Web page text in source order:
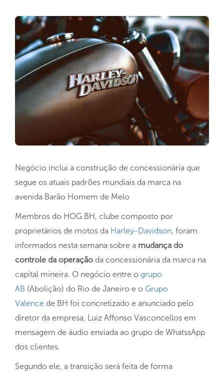
Negócio inclui a construção de concessionária que
segue os atuais padrões mundiais da marca na
avenida Barão Homem de Melo
Membros do HOG BH, clube composto por
proprietários de motos da Harley-Davidson , foram
informados nesta semana sobre a mudança do
controle da operação da concessionária da marca na
capital mineira. O negócio entre o grupo
AB (Abolição) do Rio de Janeiro e o Grupo
Valence de BH foi concretizado e anunciado pelo
diretor da empresa, Luiz Affonso Vasconcellos em
mensagem de áudio enviada ao grupo de WhatssApp
dos clientes.
Segundo ele, a transição será feita de forma